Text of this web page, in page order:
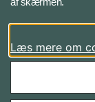
LinkedIn
Læs mere om